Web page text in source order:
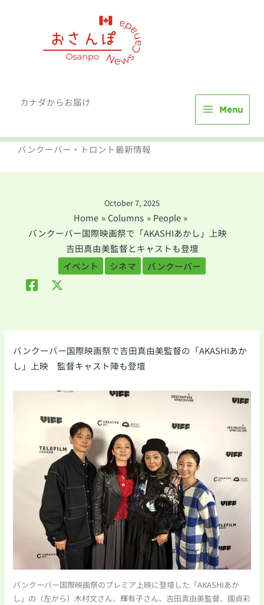
カナダからお届け
Menu
バンクーバー・トロント最新情報
October 7, 2025
Home Columns
People
バンクーバー国際映画祭で「AKASHIあかし」上映
吉田真由美監督とキャストも登壇
イベント
シネマ バンクーバー
バンクーバー国際映画祭で吉田真由美監督の「AKASHIあか
し」上映 監督キャスト陣も登壇
バンクーバー国際映画祭のプレミア上映に登壇した「AKASHIあか
し」の（左から）木村文さん、輝有子さん、吉田真由美監督、國貞彩